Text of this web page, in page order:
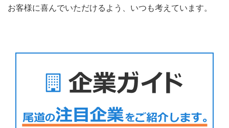
お客様に喜んでいただけるよう、いつも考えています。